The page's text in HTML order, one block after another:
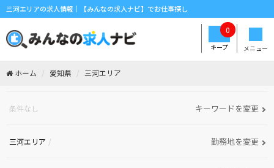
三河エリアの求人情報｜【みんなの求人ナビ】でお仕事探し
メニュー
キープ
0
ホーム 愛知県 三河エリア
条件なし キーワードを変更
三河エリア 勤務地を変更